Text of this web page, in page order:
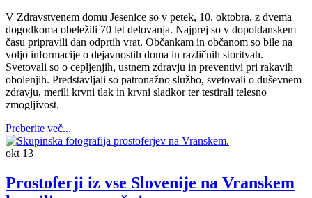
V Zdravstvenem domu Jesenice so v petek, 10. oktobra, z dvema
dogodkoma obeležili 70 let delovanja. Najprej so v dopoldanskem
času pripravili dan odprtih vrat. Občankam in občanom so bile na
voljo informacije o dejavnostih doma in različnih storitvah.
Svetovali so o cepljenjih, ustnem zdravju in preventivi pri rakavih
obolenjih. Predstavljali so patronažno službo, svetovali o duševnem
zdravju, merili krvni tlak in krvni sladkor ter testirali telesno
zmogljivost.
Preberite več...
okt 13
Prostoferji iz vse Slovenije na Vranskem